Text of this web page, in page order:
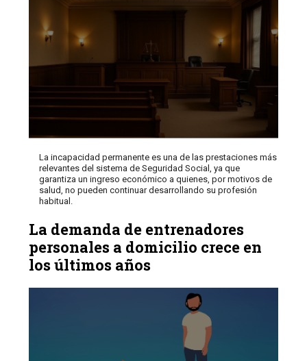
La incapacidad permanente es una de las prestaciones más
relevantes del sistema de Seguridad Social, ya que
garantiza un ingreso económico a quienes, por motivos de
salud, no pueden continuar desarrollando su profesión
habitual.
La demanda de entrenadores
personales a domicilio crece en
los últimos años